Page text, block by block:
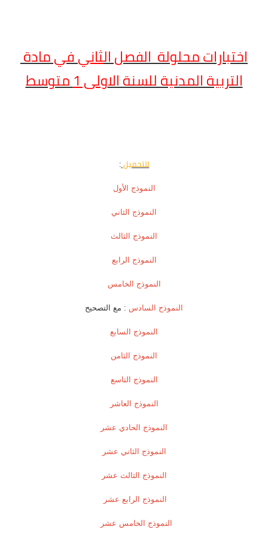
محلولة الفصل الثانيفي مادة
التربية المدنية للسنة الاولى 1 متوسط
للتحميل:
النموذج الأول
النموذج الثاني
النموذج الثالث
النموذج الرابع
النموذج الخامس
النموذج السادس: مع التصحيح
النموذج السابع
النموذج الثامن
النموذج التاسع
النموذج العاشر
النموذج الحادي عشر
النموذج الثاني عشر
النموذج الثالث عشر
النموذج الرابع عشر
النموذج الخامس عشر